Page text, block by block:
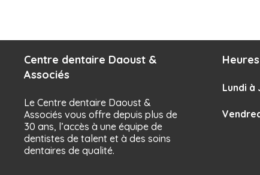
Centre dentaire Daoust &
Associés
Le Centre dentaire Daoust &
Associés vous offre depuis plus de
30 ans, l’accès à une équipe de
dentistes de talent et à des soins
dentaires de qualité.
Lundi à